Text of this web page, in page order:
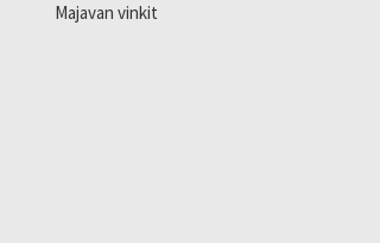
Majavan vinkit